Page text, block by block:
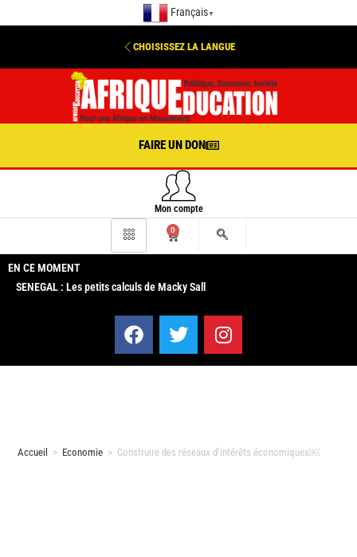
Français ▼
CHOISISSEZ LA LANGUE
FAIRE UN DON
Mon compte
0
EN CE MOMENT
SENEGAL : Les petits calculs de Macky Sall
Accueil > Economie > Construire des réseaux d’intérêts économiques￼